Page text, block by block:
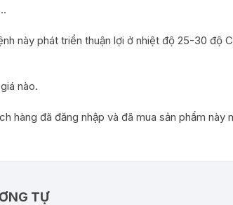
này phát triển thuận lợi ở nhiệt độ 25-30 độ
nào.
hàng đã đăng nhập và đã mua sản phẩm này
TỰ